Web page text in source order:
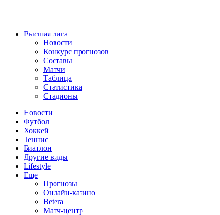
Высшая лига
Новости
Конкурс прогнозов
Составы
Матчи
Таблица
Статистика
Стадионы
Новости
Футбол
Хоккей
Теннис
Биатлон
Другие виды
Lifestyle
Еще
Прогнозы
Онлайн-казино
Betera
Матч-центр